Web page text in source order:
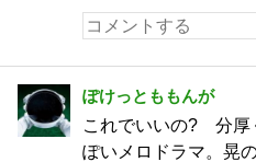
ぽけっとももんが
これでいいの? 分厚
ぽいメロドラマ。晃